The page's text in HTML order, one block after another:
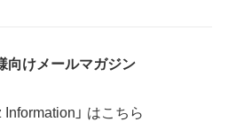
向けメールマガジン
Information」 はこちら